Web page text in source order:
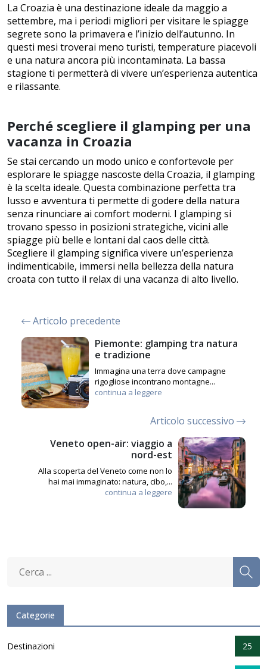
La Croazia è una destinazione ideale da maggio a
settembre, ma i periodi migliori per visitare le spiagge
segrete sono la primavera e l’inizio dell’autunno. In
questi mesi troverai meno turisti, temperature piacevoli
e una natura ancora più incontaminata. La bassa
stagione ti permetterà di vivere un’esperienza autentica
e rilassante.
Perché scegliere il glamping per una
vacanza in Croazia
Se stai cercando un modo unico e confortevole per
esplorare le spiagge nascoste della Croazia, il glamping
è la scelta ideale. Questa combinazione perfetta tra
lusso e avventura ti permette di godere della natura
senza rinunciare ai comfort moderni. I glamping si
trovano spesso in posizioni strategiche, vicini alle
spiagge più belle e lontani dal caos delle città.
Scegliere il glamping significa vivere un’esperienza
indimenticabile, immersi nella bellezza della natura
croata con tutto il relax di una vacanza di alto livello.
Articolo precedente
Piemonte: glamping tra natura
e tradizione
Immagina una terra dove campagne
rigogliose incontrano montagne...
continua a leggere
Articolo successivo
Veneto open-air: viaggio a
nord-est
Alla scoperta del Veneto come non lo
hai mai immaginato: natura, cibo,...
continua a leggere
Categorie
Destinazioni 25